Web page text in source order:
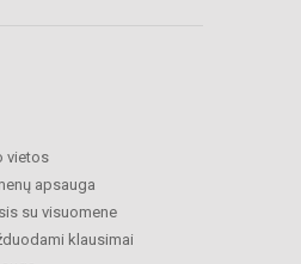
vietos
apsauga
su visuomene
klausimai